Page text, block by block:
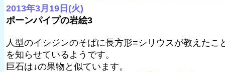
2013年3月19日(火)
ポーンパイプの岩絵3
人型のイシジンのそばに長方形=シリウスが教えたこ
を知らせているようです。
巨石は↓の果物と似ています。